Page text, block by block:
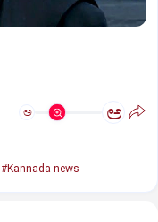
ಅ ಅ
#Kannada news